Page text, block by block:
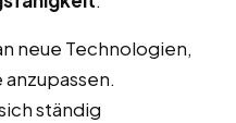
neue Technologien,
ständig